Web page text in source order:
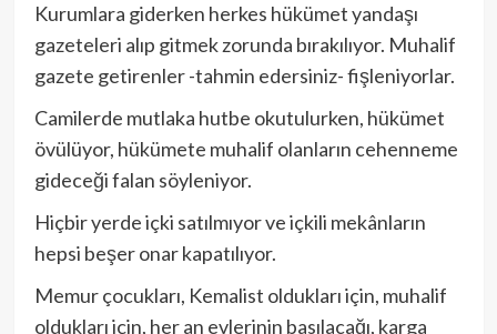
Kurumlara giderken herkes hükümet yandaşı
gazeteleri alıp gitmek zorunda bırakılıyor. Muhalif
gazete getirenler -tahmin edersiniz- fişleniyorlar.
Camilerde mutlaka hutbe okutulurken, hükümet
övülüyor, hükümete muhalif olanların cehenneme
gideceği falan söyleniyor.
Hiçbir yerde içki satılmıyor ve içkili mekânların
hepsi beşer onar kapatılıyor.
Memur çocukları, Kemalist oldukları için, muhalif
oldukları için, her an evlerinin basılacağı, karga